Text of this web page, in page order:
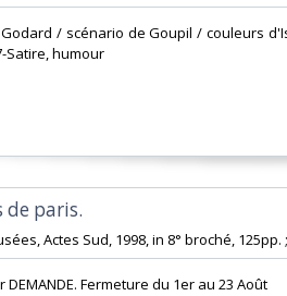
/ scénario de Goupil / couleurs
Satire, humour‎
de paris.‎
Actes Sud, 1998, in 8° broché,
DEMANDE. Fermeture du 1er au 23 Août‎